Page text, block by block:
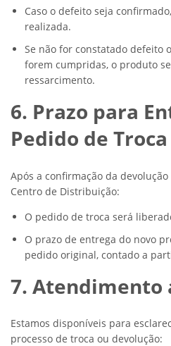
Caso o defeito seja
realizada.
Se não for constatado defeito
forem cumpridas, o produto
ressarcimento.
6. Prazo para
Pedido de Troca
Após a confirmação da
Centro de Distribuição:
O pedido de troca será
O prazo de entrega do novo
pedido original, contado a
7. Atendimento
Estamos disponíveis para
processo de troca ou devolução: